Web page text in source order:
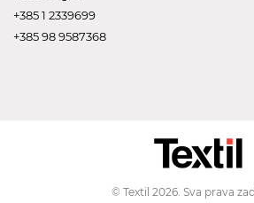
+385 1 2339699
+385 98 9587368
© Textil 2026. Sva prava